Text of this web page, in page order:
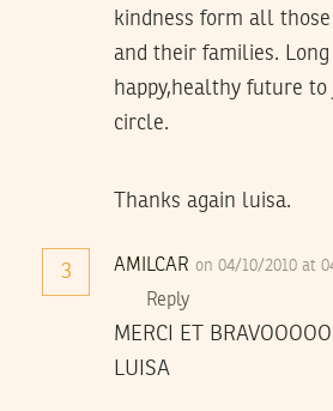
kindness form all
and their families.
happy,healthy future to
circle.
Thanks again luisa.
3 AMILCAR on 04/10/2010 at
Reply
MERCI ET
LUISA